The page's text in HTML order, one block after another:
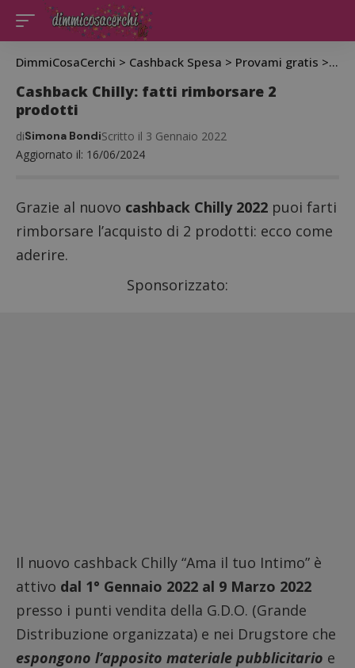
DimmiCosaCerchi > Cashback Spesa > Provami gratis >
Cashback Chilly: fatti rimborsare 2
prodotti
Aggiornato il: 16/06/2024
diSimona BondiScritto il 3 Gennaio 2022
Grazie al nuovo cashback Chilly 2022 puoi farti
rimborsare l’acquisto di 2 prodotti: ecco come
aderire.
Sponsorizzato:
Il nuovo cashback Chilly “Ama il tuo Intimo” è
attivo dal 1° Gennaio 2022 al 9 Marzo 2022
presso i punti vendita della G.D.O. (Grande
Distribuzione organizzata) e nei Drugstore che
espongono l’apposito materiale pubblicitario e